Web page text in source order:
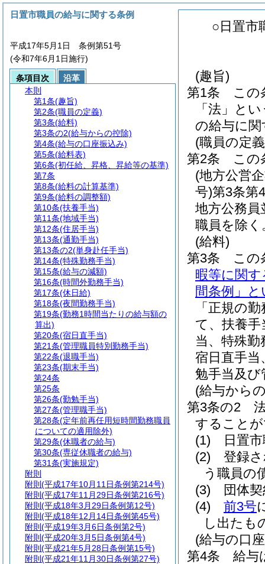
○日置市
(趣旨)
第1条
この
「法」と
の給与に
(職員の定
第2条
この
(地方公営
号)第3条第
地方公務員
職員を除く
(給料)
第3条
この
暇等に関す
間条例」
「正規の
て、扶養手
当、特殊
宿日直手当
勉手当及
(給与から
第3条の2
すること
(1)
日置
(2)
登録
う職員の
(3)
団体
(4)
前3号
し出たも
(給与の口
第4条
給与
日置市職員の給与に関する条例
平成17年5月1日 条例第51号
(令和7年6月1日施行)
条項目次
沿革
本則
第1条(趣旨)
第2条(職員の定義)
第3条(給料)
第3条の2(給与からの控除)
第4条(給与の口座振込み)
第5条(給料表)
第6条(初任給、昇格、昇給等の基準)
第7条
第8条(給料の計算基準)
第9条(給料の調整額)
第10条(扶養手当)
第11条(地域手当)
第12条(住居手当)
第13条(通勤手当)
第13条の2(単身赴任手当)
第14条(特殊勤務手当)
第15条(給与の減額)
第16条(時間外勤務手当)
第17条(休日給)
第18条(夜間勤務手当)
第19条(勤務1時間当たりの給与額の
算出)
第20条(宿日直手当)
第21条(管理職員特別勤務手当)
第22条(退職手当)
第23条(期末手当)
第24条
第25条
第26条(勤勉手当)
第27条(管理職手当)
第28条(定年前再任用短時間勤務職員
についての適用除外)
第29条(休職者の給与)
第30条(専従休職者の給与)
第31条(実施規定)
附則
附則 (平成17年10月11日条例第214号)
附則 (平成17年11月29日条例第216号)
附則 (平成18年3月29日条例第12号)
附則 (平成18年12月14日条例第45号)
附則 (平成19年3月6日条例第2号)
附則 (平成20年3月5日条例第4号)
附則 (平成21年5月28日条例第15号)
附則 (平成21年11月30日条例第27号)